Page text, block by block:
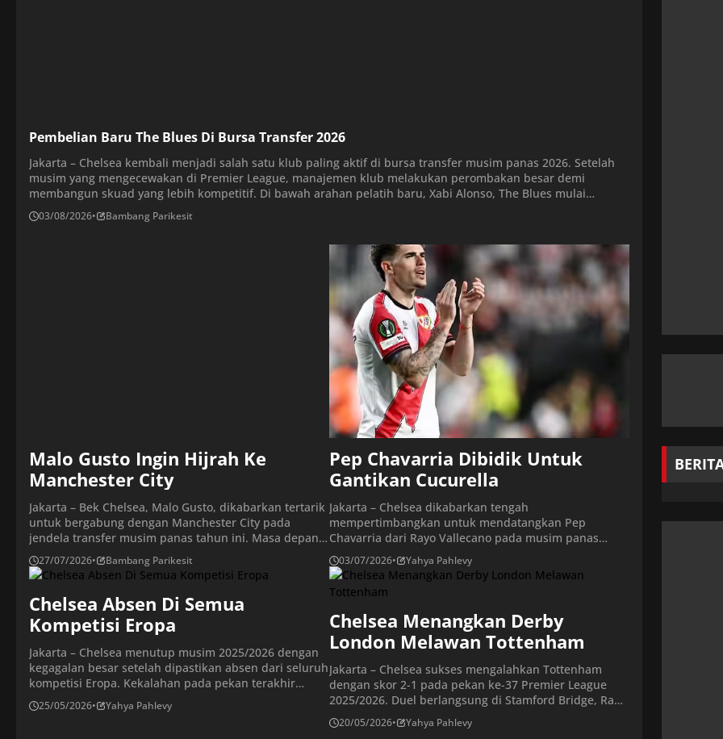
Pembelian Baru The Blues Di Bursa Transfer 2026
Jakarta – Chelsea kembali menjadi salah satu klub paling aktif di bursa transfer musim panas 2026. Setelah
musim yang mengecewakan di Premier League, manajemen klub melakukan perombakan besar demi
membangun skuad yang lebih kompetitif. Di bawah arahan pelatih baru, Xabi Alonso, The Blues mulai
mengubah strategi perekrutan. Jika sebelumnya Chelsea identik dengan investasi pada pemain […]
03/08/2026• Bambang Parikesit
Malo Gusto Ingin Hijrah Ke
Manchester City
Jakarta – Bek Chelsea, Malo Gusto, dikabarkan tertarik
untuk bergabung dengan Manchester City pada
jendela transfer musim panas tahun ini. Masa depan
Malo Gusto di Chelsea masih belum pasti, setelah klub
tersebut menyepakati kesepakatan untuk
mendatangkan Marco Palestra dari Atalanta. Manajer
Xabi Alonso sangat menginginkan tanda tangan
pemain asal Italia tersebut. Gusto kini siap bergabung
[…]
27/07/2026• Bambang Parikesit
Pep Chavarria Dibidik Untuk
Gantikan Cucurella
Jakarta – Chelsea dikabarkan tengah
mempertimbangkan untuk mendatangkan Pep
Chavarria dari Rayo Vallecano pada musim panas
tahun ini. Chelsea dilaporkan telah meningkatkan
pencarian mereka untuk bek kiri baru setelah
kepergian Marc Cucurella, di mana bek Rayo
Vallecano, Pep Chavarria, muncul sebagai target
potensial di bursa transfer musim panas tahun ini.
Klub Premier League tersebut telah […]
03/07/2026• Yahya Pahlevy
Chelsea Absen Di Semua
Kompetisi Eropa
Jakarta – Chelsea menutup musim 2025/2026 dengan
kegagalan besar setelah dipastikan absen dari seluruh
kompetisi Eropa. Kekalahan pada pekan terakhir
Premier League membuat klub asal London Barat itu
finis di posisi ke-10, jauh dari ekspektasi awal musim.
25/05/2026• Yahya Pahlevy
Chelsea Menangkan Derby
London Melawan Tottenham
Jakarta – Chelsea sukses mengalahkan Tottenham
dengan skor 2-1 pada pekan ke-37 Premier League
2025/2026. Duel berlangsung di Stamford Bridge, Rabu
(20/5/2026) dini hari WIB. Kemenangan ini sekaligus
mengakhiri tren buruk Chelsea yang tanpa
20/05/2026• Yahya Pahlevy